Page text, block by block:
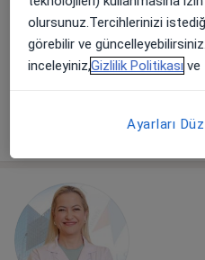
Genel cerrahi
Biruni Üniversite Hastanesi
Randevu talep et
olursunuz.Tercihlerinizi
görebilir ve
inceleyiniz,Gizlilik Politikası ve
Ayarları